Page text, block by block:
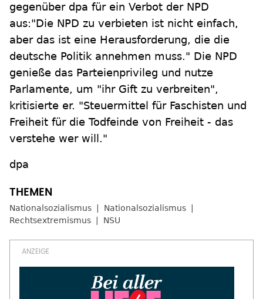
gegenüber dpa für ein Verbot der NPD
aus:"Die NPD zu verbieten ist nicht einfach,
aber das ist eine Herausforderung, die die
deutsche Politik annehmen muss." Die NPD
genieße das Parteienprivileg und nutze
Parlamente, um "ihr Gift zu verbreiten",
kritisierte er. "Steuermittel für Faschisten und
Freiheit für die Todfeinde von Freiheit - das
verstehe wer will."
dpa
Nationalsozialismus
Nationalsozialismus
Rechtsextremismus
NSU